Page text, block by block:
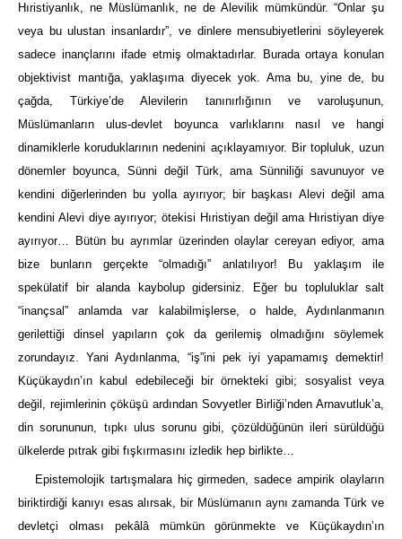
Hıristiyanlık, ne Müslümanlık, ne de Alevilik mümkündür. “Onlar şu
veya bu ulustan insanlardır”, ve dinlere mensubiyetlerini söyleyerek
sadece inançlarını ifade etmiş olmaktadırlar. Burada ortaya konulan
objektivist mantığa, yaklaşıma diyecek yok. Ama bu, yine de, bu
çağda, Türkiye’de Alevilerin tanınırlığının ve varoluşunun,
Müslümanların ulus-devlet boyunca varlıklarını nasıl ve hangi
dinamiklerle koruduklarının nedenini açıklayamıyor. Bir topluluk, uzun
dönemler boyunca, Sünni değil Türk, ama Sünniliği savunuyor ve
kendini diğerlerinden bu yolla ayırıyor; bir başkası Alevi değil ama
kendini Alevi diye ayırıyor; ötekisi Hıristiyan değil ama Hıristiyan diye
ayırıyor… Bütün bu ayrımlar üzerinden olaylar cereyan ediyor, ama
bize bunların gerçekte “olmadığı” anlatılıyor! Bu yaklaşım ile
spekülatif bir alanda kaybolup gidersiniz. Eğer bu topluluklar salt
“inançsal” anlamda var kalabilmişlerse, o halde, Aydınlanmanın
gerilettiği dinsel yapıların çok da gerilemiş olmadığını söylemek
zorundayız. Yani Aydınlanma, “iş”ini pek iyi yapamamış demektir!
Küçükaydın’ın kabul edebileceği bir örnekteki gibi; sosyalist veya
değil, rejimlerinin çöküşü ardından Sovyetler Birliği’nden Arnavutluk’a,
din sorununun, tıpkı ulus sorunu gibi, çözüldüğünün ileri sürüldüğü
ülkelerde pıtrak gibi fışkırmasını izledik hep birlikte…
Epistemolojik tartışmalara hiç girmeden, sadece ampirik olayların
biriktirdiği kanıyı esas alırsak, bir Müslümanın aynı zamanda Türk ve
devletçi olması pekâlâ mümkün görünmekte ve Küçükaydın’ın